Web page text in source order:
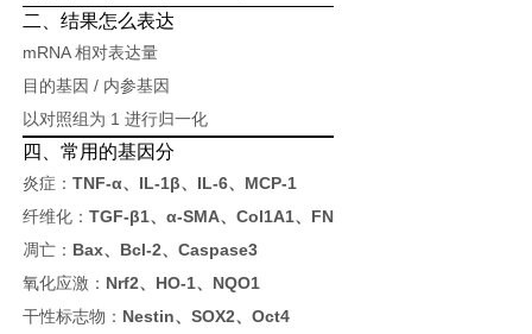
二、结果怎么表达
mRNA 相对表达量
目的基因 / 内参基因
以对照组为 1 进行归一化
四、常用的基因分
炎症：TNF-α、IL-1β、IL-6、MCP-1
纤维化：TGF-β1、α-SMA、Col1A1、FN
凋亡： Bax、Bcl-2、Caspase3
氧化应激： Nrf2、HO-1、NQO1
干性标志物： Nestin、SOX2、Oct4